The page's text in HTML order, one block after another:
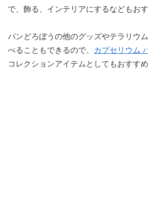
で、飾る、インテリアにするなどもおす
パンどろぼうの他のグッズやテラリウ
べることもできるので、
カプセリウム
コレクションアイテムとしてもおすすめ